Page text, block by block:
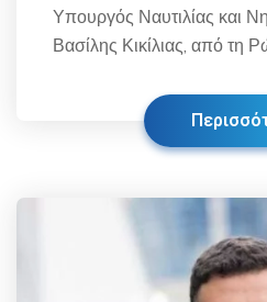
Υπουργός Ναυτιλίας και
Βασίλης Κικίλιας, από τη